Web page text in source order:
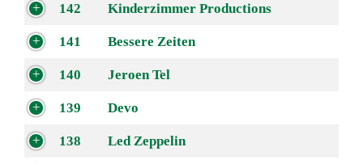
142 Kinderzimmer Productions
141 Bessere Zeiten
140 Jeroen Tel
139 Devo
138 Led Zeppelin